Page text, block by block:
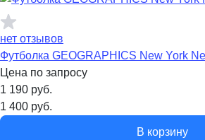
нет отзывов
Футболка GEOGRAPHICS New York
Цена по запросу
1 190 руб.
1 400 руб.
В корзину